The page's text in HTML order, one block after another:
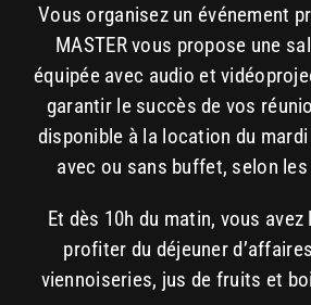
Vous organisez un événement
MASTER vous propose une
équipée avec audio et
garantir le succès de vos
disponible à la location du
avec ou sans buffet, selon
Et dès 10h du matin, vous
profiter du déjeuner
viennoiseries, jus de fruits et